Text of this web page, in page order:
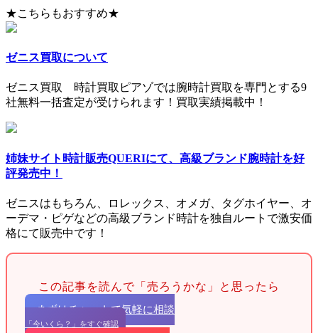
★こちらもおすすめ★
ゼニス買取について
ゼニス買取 時計買取ピアゾでは腕時計買取を専門とする9
社無料一括査定が受けられます！買取実績掲載中！
姉妹サイト時計販売QUERIにて、高級ブランド腕時計を好
評発売中！
ゼニスはもちろん、ロレックス、オメガ、タグホイヤー、オ
ーデマ・ピゲなどの高級ブランド時計を独自ルートで激安価
格にて販売中です！
この記事を読んで「売ろうかな」と思ったら
まずはチャットで気軽に相談
「今いくら？」をすぐ確認